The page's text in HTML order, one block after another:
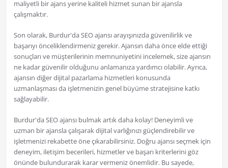
maliyetli bir ajans yerine kaliteli hizmet sunan bir ajansla
çalışmaktır.
Son olarak, Burdur'da SEO ajansı arayışınızda güvenilirlik ve
başarıyı önceliklendirmeniz gerekir. Ajansın daha önce elde ettiği
sonuçları ve müşterilerinin memnuniyetini incelemek, size ajansın
ne kadar güvenilir olduğunu anlamanıza yardımcı olabilir. Ayrıca,
ajansın diğer dijital pazarlama hizmetleri konusunda
uzmanlaşması da işletmenizin genel büyüme stratejisine katkı
sağlayabilir.
Burdur'da SEO ajansı bulmak artık daha kolay! Deneyimli ve
uzman bir ajansla çalışarak dijital varlığınızı güçlendirebilir ve
işletmenizi rekabette öne çıkarabilirsiniz. Doğru ajansı seçmek için
deneyim, iletişim becerileri, hizmetler ve başarı kriterlerini göz
önünde bulundurarak karar vermeniz önemlidir. Bu sayede,